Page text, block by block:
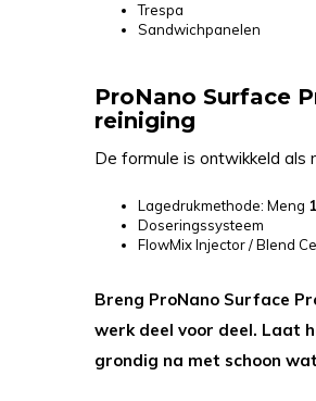
Trespa
Sandwichpanelen
ProNano Surface
reiniging
De formule is ontwikkeld als
Lagedrukmethode: Meng
Doseringssysteem
FlowMix Injector / Blend
Breng ProNano Surface
werk deel voor deel. Laat
grondig na met schoon